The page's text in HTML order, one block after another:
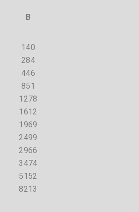
B
140
284
446
851
1278
1612
1969
2499
2966
3474
5152
8213